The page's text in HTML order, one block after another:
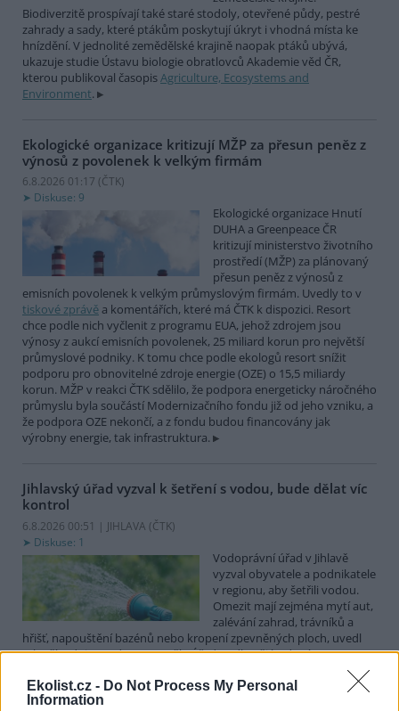
Ekolist.cz - Do Not Process My Personal
Information
Biodiverzitě prospívají také staré stodoly, otevřené půdy, pestré
zahrady a sady, které ptákům poskytují úkryt i vhodná místa ke
hnízdění. V jednolité zemědělské krajině naopak ptáků ubývá,
ukazuje studie Ústavu biologie obratlovců Akademie věd ČR,
kterou publikoval časopisAgriculture, Ecosystems and
Environment.
Ekologické organizace kritizují MŽP za přesun peněz z
výnosů z povolenek k velkým firmám
6.8.2026 01:17 (ČTK)
Diskuse: 9
Ekologické organizace Hnutí
DUHA a Greenpeace ČR
kritizují ministerstvo životního
prostředí (MŽP) za plánovaný
přesun peněz z výnosů z
emisních povolenek k velkým průmyslovým firmám. Uvedly to v
tiskové zprávě a komentářích, které má ČTK k dispozici. Resort
chce podle nich vyčlenit z programu EUA, jehož zdrojem jsou
výnosy z aukcí emisních povolenek, 25 miliard korun pro největší
průmyslové podniky. K tomu chce podle ekologů resort snížit
podporu pro obnovitelné zdroje energie (OZE) o 15,5 miliardy
korun. MŽP v reakci ČTK sdělilo, že podpora energeticky náročného
průmyslu byla součástí Modernizačního fondu již od jeho vzniku, a
že podpora OZE nekončí, a z fondu budou financovány jak
výrobny energie, tak infrastruktura.
Jihlavský úřad vyzval k šetření s vodou, bude dělat víc
kontrol
6.8.2026 00:51 | JIHLAVA (ČTK)
Diskuse: 1
Vodoprávní úřad v Jihlavě
vyzval obyvatele a podnikatele
v regionu, aby šetřili vodou.
Omezit mají zejména mytí aut,
zalévání zahrad, trávníků a
hřišť, napouštění bazénů nebo kropení zpevněných ploch, uvedl
mluvčí radnice Radovan Daněk. Úřad podle něj bude víc
kontrolovat povolené odběry. Výzva k šetření vodou platí pro
všechny obce spadající pod Jihlavu jako obec s rozšířenou
působností.